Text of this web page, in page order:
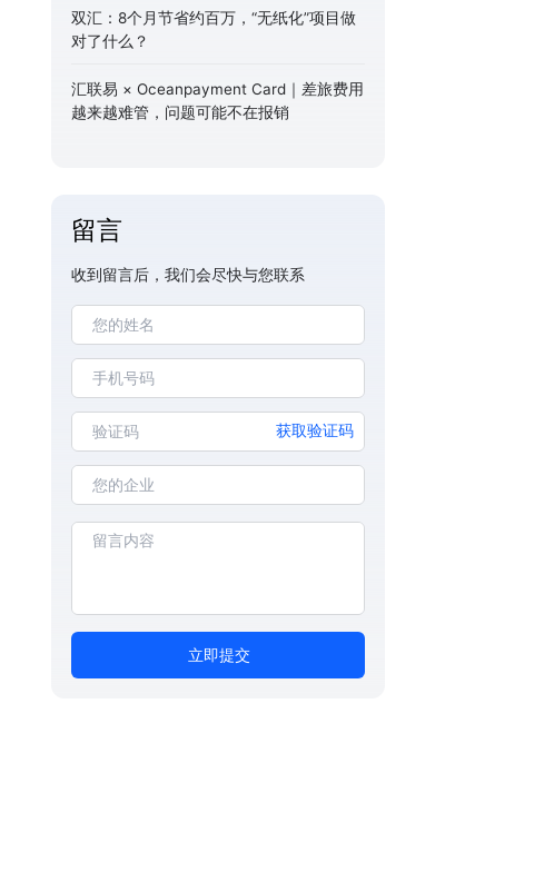
双汇：8个月节省约百万，“无纸化”项目做
对了什么？
汇联易 × Oceanpayment Card｜差旅费用
越来越难管，问题可能不在报销
留言
收到留言后，我们会尽快与您联系
获取验证码
立即提交